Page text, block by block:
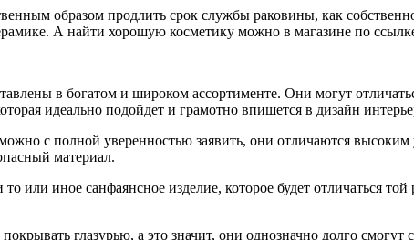
образом продлить срок службы раковины, как
А найти хорошую косметику можно в магазине по
в богатом и широком ассортименте. Они могут
идеально подойдет и грамотно впишется в дизайн
с полной уверенностью заявить, они отличаются
материал.
или иное санфаянсное изделие, которое будет отличаться
глазурью, а это значит, они однозначно долго